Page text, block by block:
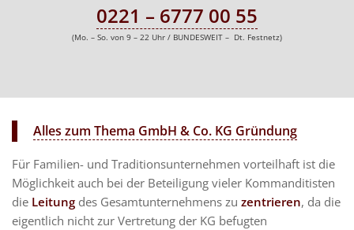
0221 – 6777 00 55
(Mo. – So. von 9 – 22 Uhr / BUNDESWEIT – Dt. Festnetz)
Alles zum Thema GmbH & Co. KG Gründung
Für Familien- und Traditionsunternehmen vorteilhaft ist die
Möglichkeit auch bei der Beteiligung vieler Kommanditisten
die Leitung des Gesamtunternehmens zu zentrieren, da die
eigentlich nicht zur Vertretung der KG befugten